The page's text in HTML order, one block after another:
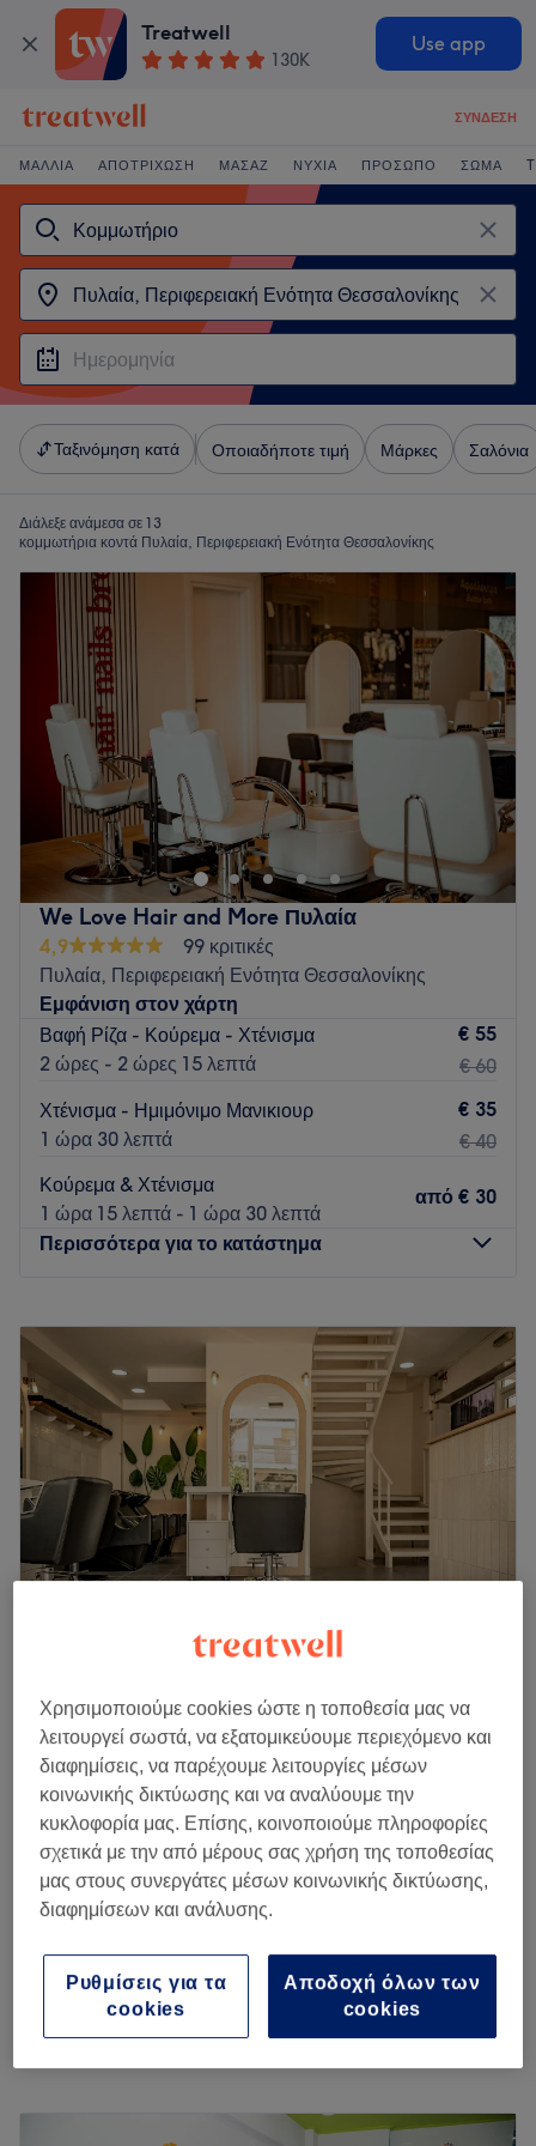
Treatwell
130K
Use app
ΣΎΝΔΕΣΗ
ΜΑΛΛΙΆ ΑΠΟΤΡΊΧΩΣΗ ΜΑΣΆΖ ΝΎΧΙΑ ΠΡΌΣΩΠΟ ΣΏΜΑ
Ταξινόμηση κατά Οποιαδήποτε τιμή Μάρκες Σαλόνια
Διάλεξε ανάμεσα σε 13
κομμωτήρια κοντά Πυλαία, Περιφερειακή Ενότητα Θεσσαλονίκης
We Love Hair and More Πυλαία
4,9
99 κριτικές
Πυλαία, Περιφερειακή Ενότητα Θεσσαλονίκης
Εμφάνιση στον χάρτη
Βαφή Ρίζα - Κούρεμα - Χτένισμα
2 ώρες - 2 ώρες 15 λεπτά
€ 55
€ 60
Χτένισμα - Ημιμόνιμο Μανικιουρ
1 ώρα 30 λεπτά
€ 35
€ 40
Κούρεμα & Χτένισμα
1 ώρα 15 λεπτά - 1 ώρα 30 λεπτά
από € 30
Περισσότερα για το κατάστημα
10:00
Τετάρτη
10:00–
20:00
Πέμπτη
10:00
20:00
Παρασκευή
10:00
20:00
Σάββατο
10:00
20:00
Κυριακή
Το κατάστημα βρίσκεται εντός του ΑΒ Βασιλόπουλος
Πυλαίας
4,8
126 κριτικές
Άνω Τούμπα, Θεσσαλονίκη
Εμφάνιση στον χάρτη
Εκτός αιχμής
Χτένισμα με Πιστολάκι
30 λεπτά
από € 13,50
save up to 10%
Κούρεμα Γυναικείο
45 λεπτά
από € 17,10
Θεραπεία Ενυδάτωσης Μαλλιών
15 λεπτά
save up to 10%
09:00–21:00
Χρησιμοποιούμε cookies ώστε η τοποθεσία μας να
λειτουργεί σωστά, να εξατομικεύουμε περιεχόμενο και
διαφημίσεις, να παρέχουμε λειτουργίες μέσων
κοινωνικής δικτύωσης και να αναλύουμε την
κυκλοφορία μας. Επίσης, κοινοποιούμε πληροφορίες
σχετικά με την από μέρους σας χρήση της τοποθεσίας
μας στους συνεργάτες μέσων κοινωνικής δικτύωσης,
διαφημίσεων και ανάλυσης.
Αποδοχή όλων των
cookies
Ρυθμίσεις για τα
cookies